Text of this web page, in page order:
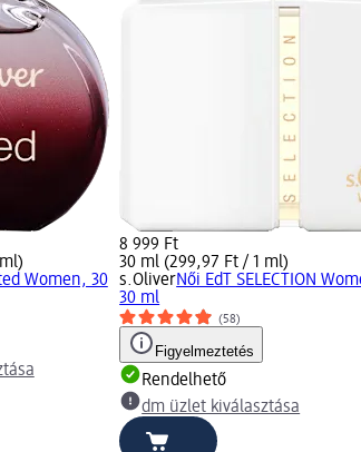
Women, 30
8 999 Ft
30 ml (299,97 Ft / 1 ml)
s.OliverNői EdT SELECTION
30 ml
(58)
Figyelmeztetés
Rendelhető
dm üzlet kiválasztása